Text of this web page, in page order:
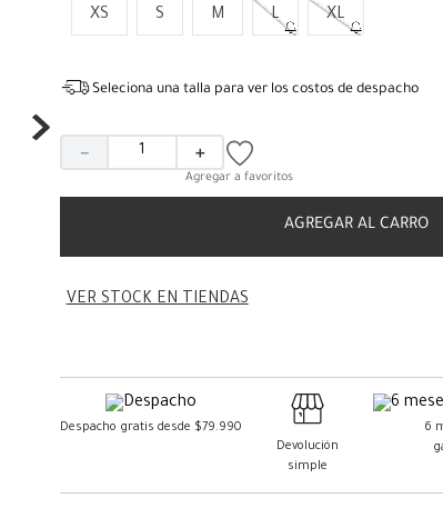
XS S M L XL
Seleciona una talla para ver los costos de despacho
＋
－
AGREGAR AL CARRO
VER STOCK EN TIENDAS
Despacho gratis desde $79.990
Devolución
simple
6